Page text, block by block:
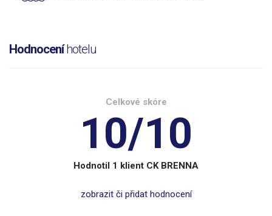
Hodnoceníhotelu
Celkové skóre
10/10
Hodnotil 1 klient CK BRENNA
zobrazit či přidat hodnocení